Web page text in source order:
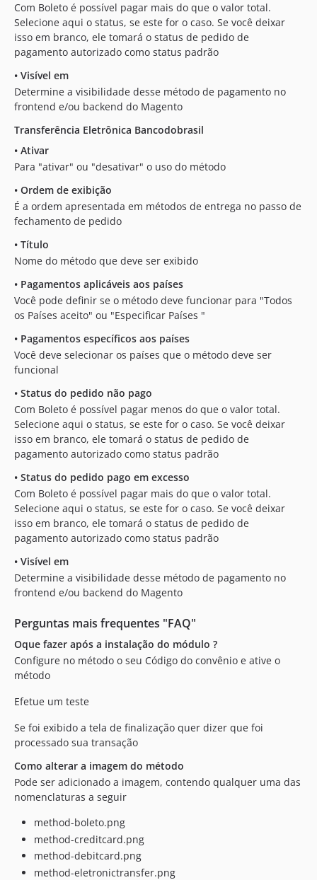
Com Boleto é possível pagar mais do que o valor total.
Selecione aqui o status, se este for o caso. Se você deixar
isso em branco, ele tomará o status de pedido de
pagamento autorizado como status padrão
• Visível em
Determine a visibilidade desse método de pagamento no
frontend e/ou backend do Magento
Transferência Eletrônica Bancodobrasil
• Ativar
Para "ativar" ou "desativar" o uso do método
• Ordem de exibição
É a ordem apresentada em métodos de entrega no passo de
fechamento de pedido
• Título
Nome do método que deve ser exibido
• Pagamentos aplicáveis aos países
Você pode definir se o método deve funcionar para "Todos
os Países aceito" ou "Especificar Países "
• Pagamentos específicos aos países
Você deve selecionar os países que o método deve ser
funcional
• Status do pedido não pago
Com Boleto é possível pagar menos do que o valor total.
Selecione aqui o status, se este for o caso. Se você deixar
isso em branco, ele tomará o status de pedido de
pagamento autorizado como status padrão
• Status do pedido pago em excesso
Com Boleto é possível pagar mais do que o valor total.
Selecione aqui o status, se este for o caso. Se você deixar
isso em branco, ele tomará o status de pedido de
pagamento autorizado como status padrão
• Visível em
Determine a visibilidade desse método de pagamento no
frontend e/ou backend do Magento
Perguntas mais frequentes "FAQ"
Oque fazer após a instalação do módulo ?
Configure no método o seu Código do convênio e ative o
método
Efetue um teste
Se foi exibido a tela de finalização quer dizer que foi
processado sua transação
Como alterar a imagem do método
Pode ser adicionado a imagem, contendo qualquer uma das
nomenclaturas a seguir
method-boleto.png
method-creditcard.png
method-debitcard.png
method-eletronictransfer.png